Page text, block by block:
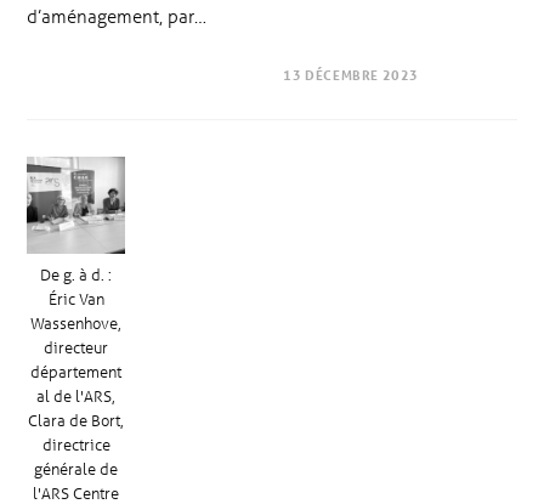
d’aménagement, par…
13 DÉCEMBRE 2023
De g. à d. :
Éric Van
Wassenhove,
directeur
département
al de l'ARS,
Clara de Bort,
directrice
générale de
l'ARS Centre